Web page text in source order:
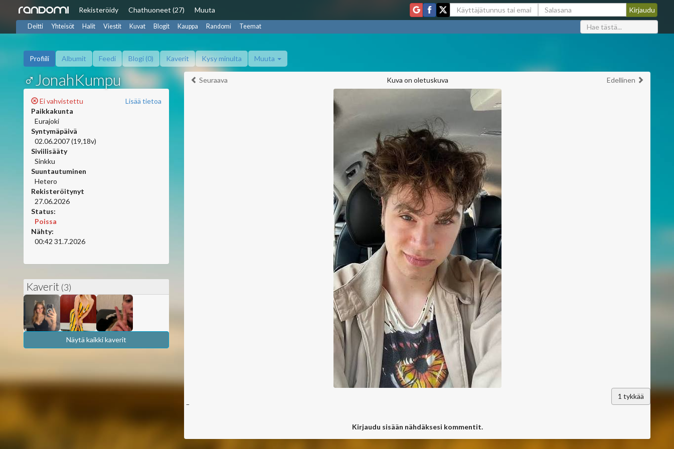
Rekisteröidy Chathuoneet (27) Muuta
Deitti Yhteisöt Halit Viestit Kuvat Blogit Kauppa Randomi Teemat
Profiili Albumit Feedi Blogi (0) Kaverit Kysy minulta Muuta
Seuraava Kuva on oletuskuva Edellinen
1 tykkää
Kirjaudu sisään nähdäksesi kommentit.
♂JonahKumpu
Lisää tietoa
Ei vahvistettu
Paikkakunta
Eurajoki
Syntymäpäivä
02.06.2007 (19,18v)
Siviilisääty
Sinkku
Suuntautuminen
Hetero
Rekisteröitynyt
27.06.2026
Status:
Poissa
Nähty:
00:42 31.7.2026
Kaverit (3)
Näytä kaikki kaverit